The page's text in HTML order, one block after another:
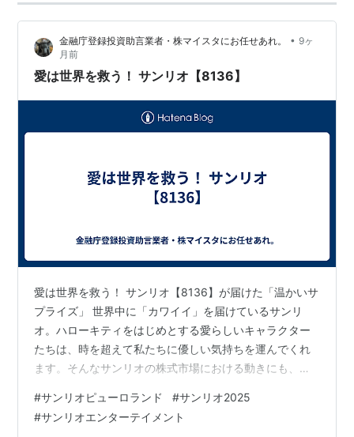
と…
金融庁登録投資助言業者・株マイスタにお任せあれ。 • 9ヶ
月前
愛は世界を救う！ サンリオ【8136】
愛は世界を救う！ サンリオ【8136】が届けた「温かいサ
プライズ」 世界中に「カワイイ」を届けているサンリ
オ。ハローキティをはじめとする愛らしいキャラクター
たちは、時を超えて私たちに優しい気持ちを運んでくれ
ます。そんなサンリオの株式市場における動きにも、こ
び込んできました。 🚀 株価の冬を越えて、再び春へ サ
ンリオは11月5日、2026年3月期の通期業績と配当の予想
#サンリオピューロランド #サンリオ2025
#サンリオエンターテイメント